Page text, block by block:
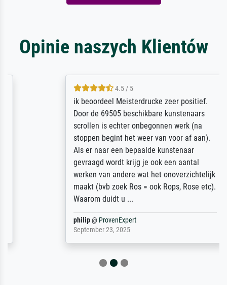
Opinie naszych Klientów
4.5 / 5
ik beoordeel Meisterdrucke zeer positief.
Door de 69505 beschikbare kunstenaars
scrollen is echter onbegonnen werk (na
stoppen begint het weer van voor af aan).
Als er naar een bepaalde kunstenaar
gevraagd wordt krijg je ook een aantal
werken van andere wat het onoverzichtelijk
maakt (bvb zoek Ros = ook Rops, Rose etc).
Waarom duidt u ...
ProvenExpert
September 23, 2025